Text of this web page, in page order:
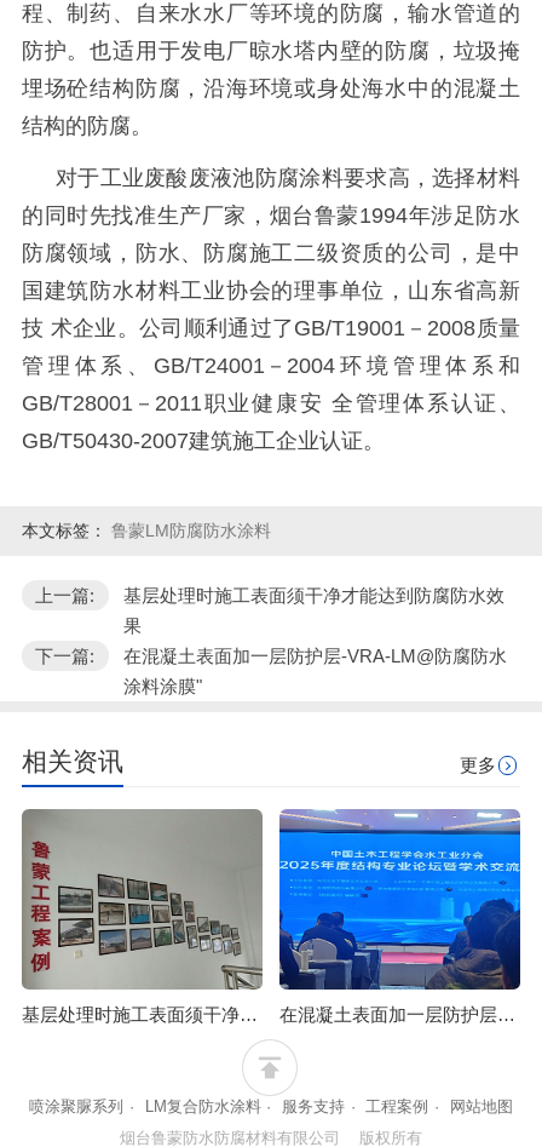
程、制药、自来水水厂等环境的防腐，输水管道的
防护。也适用于发电厂晾水塔内壁的防腐，垃圾掩
埋场砼结构防腐，沿海环境或身处海水中的混凝土
结构的防腐。
对于工业废酸废液池防腐涂料要求高，选择材料
的同时先找准生产厂家，烟台鲁蒙1994年涉足防水
防腐领域，防水、防腐施工二级资质的公司，是中
国建筑防水材料工业协会的理事单位，山东省高新
技 术企业。公司顺利通过了GB/T19001 － 2008质量
管理体系、 GB/T24001 － 2004 环境管理体系和
GB/T28001 － 2011职业健康安 全管理体系认证、
GB/T50430-2007建筑施工企业认证。
本文标签： 鲁蒙LM防腐防水涂料
上一篇:
基层处理时施工表面须干净才能达到防腐防水效
果
下一篇:
在混凝土表面加一层防护层-VRA-LM@防腐防水
涂料涂膜"
相关资讯 更多
基层处理时施工表面须干净才能达到防腐防水效果 在混凝土表面加一层防护层-VRA-LM@防腐防水涂料涂膜
喷涂聚脲系列 · LM复合防水涂料 · 服务支持 · 工程案例 ·
网站地图
烟台鲁蒙防水防腐材料有限公司 版权所有